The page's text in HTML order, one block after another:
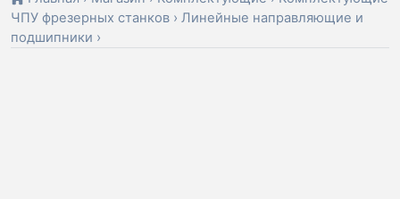
ЧПУ фрезерных станков › Линейные направляющие и
подшипники ›